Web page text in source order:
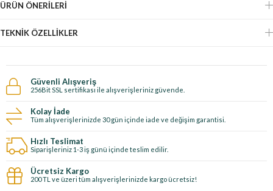
ÜRÜN ÖNERILERI
TEKNIK ÖZELLIKLER
Güvenli Alışveriş
256Bit SSL sertifikası ile alışverişleriniz güvende.
Kolay İade
Tüm alışverişlerinizde 30 gün içinde iade ve değişim garantisi.
Hızlı Teslimat
Siparişleriniz 1-3 iş günü içinde teslim edilir.
Ücretsiz Kargo
200 TL ve üzeri tüm alışverişlerinizde kargo ücretsiz!